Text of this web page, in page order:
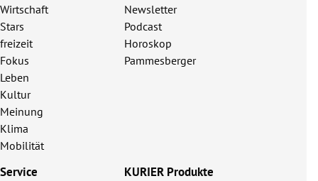
Wirtschaft
Stars
freizeit
Fokus
Leben
Kultur
Meinung
Klima
Mobilität
Newsletter
Podcast
Horoskop
Pammesberger
Service KURIER Produkte